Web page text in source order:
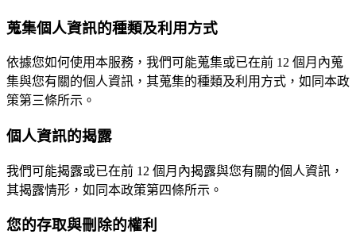
蒐集個人資訊的種類及利用方式
依據您如何使用本服務，我們可能蒐集或已在前 12 個月內蒐
集與您有關的個人資訊，其蒐集的種類及利用方式，如同本政
策第三條所示。
個人資訊的揭露
我們可能揭露或已在前 12 個月內揭露與您有關的個人資訊，
其揭露情形，如同本政策第四條所示。
您的存取與刪除的權利